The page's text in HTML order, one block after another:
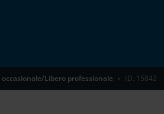
Libero professionale ID. 15842